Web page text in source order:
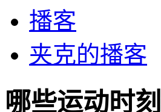
播客
夹克的播客
哪些运动时